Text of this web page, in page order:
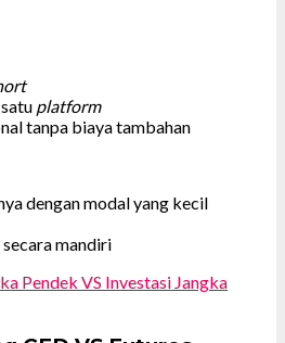
platform
tanpa biaya tambahan
dengan modal yang kecil
mandiri
Pendek VS Investasi Jangka